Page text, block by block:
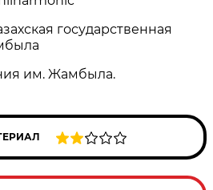
государственная
им. Жамбыла.